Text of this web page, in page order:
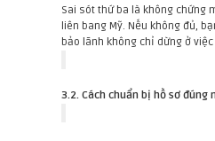
Sai sót thứ ba là không chứng
liên bang Mỹ. Nếu không đủ,
bảo lãnh không chỉ dừng ở
3.2. Cách chuẩn bị hồ sơ